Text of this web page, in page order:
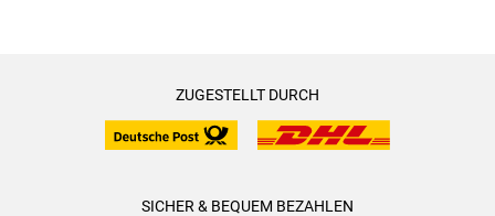
ZUGESTELLT DURCH
SICHER & BEQUEM BEZAHLEN